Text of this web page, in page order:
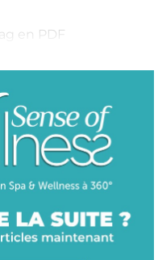
en PDF